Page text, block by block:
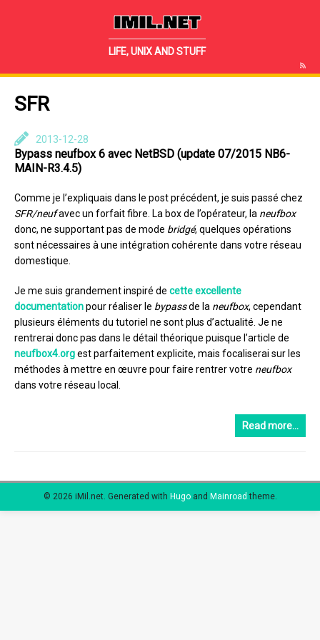
IMIL.NET
LIFE, UNIX AND STUFF
SFR
2013-12-28
Bypass neufbox 6 avec NetBSD (update 07/2015 NB6-
MAIN-R3.4.5)
Comme je l’expliquais dans le post précédent, je suis passé chez
SFR/neufavec un forfait fibre. La box de l’opérateur, la neufbox
donc, ne supportant pas de mode bridgé, quelques opérations
sont nécessaires à une intégration cohérente dans votre réseau
domestique.
Je me suis grandement inspiré de cette excellente
documentationpour réaliser le bypassde la neufbox, cependant
plusieurs éléments du tutoriel ne sont plus d’actualité. Je ne
rentrerai donc pas dans le détail théorique puisque l’article de
neufbox4.orgest parfaitement explicite, mais focaliserai sur les
méthodes à mettre en œuvre pour faire rentrer votre neufbox
dans votre réseau local.
Read more…
© 2026 iMil.net. Generated with Hugoand Mainroad theme.